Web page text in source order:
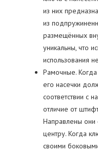
из них
из
размещённых
уникальны, что
использования
Рамочные. Когда
его насечки
соответствии с
отличие от
Направлены они
центру. Когда
своими